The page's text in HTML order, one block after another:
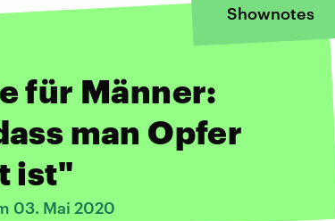
Shownotes
für Männer:
man Opfer
ist"
03. Mai 2020